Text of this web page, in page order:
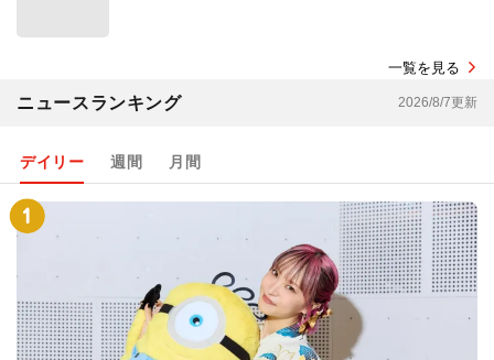
一覧を見る
ニュースランキング 2026/8/7更新
デイリー 週間 月間